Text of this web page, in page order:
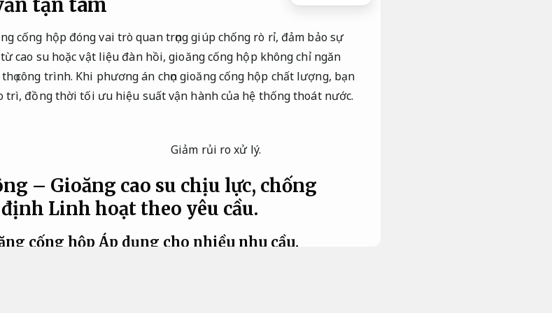
tận tâm
cống hộp đóng vai trò quan trọng giúp chống rò rỉ, đảm bảo sự
cao su hoặc vật liệu đàn hồi, gioăng cống hộp không chỉ ngăn
công trình. Khi phương án chọn gioăng cống hộp chất lượng, bạn
trì, đồng thời tối ưu hiệu suất vận hành của hệ thống thoát nước.
Giảm rủi ro xử lý.
– Gioăng cao su chịu lực, chống
định Linh hoạt theo yêu cầu.
cống hộp Áp dụng cho nhiều nhu cầu.